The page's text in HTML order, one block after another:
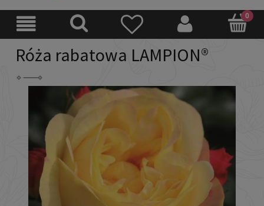
Róża rabatowa LAMPION®